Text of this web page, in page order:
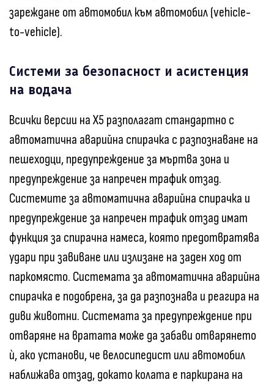
зареждане от автомобил към автомобил (vehicle-
to-vehicle).
Системи за безопасност и асистенция
на водача
Всички версии на X5 разполагат стандартно с
автоматична аварийна спирачка с разпознаване на
пешеходци, предупреждение за мъртва зона и
предупреждение за напречен трафик отзад.
Системите за автоматична аварийна спирачка и
предупреждение за напречен трафик отзад имат
функция за спирачна намеса, която предотвратява
удари при завиване или излизане на заден ход от
паркомясто. Системата за автоматична аварийна
спирачка е подобрена, за да разпознава и реагира на
диви животни. Системата за предупреждение при
отваряне на вратата може да забави отварянето
ѝ, ако установи, че велосипедист или автомобил
наближава отзад, докато колата е паркирана на